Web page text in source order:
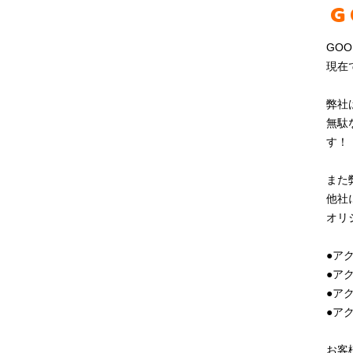
現在
弊社
無駄
す！
また
他社
オリ
●ア
●ア
●ア
●ア
お客